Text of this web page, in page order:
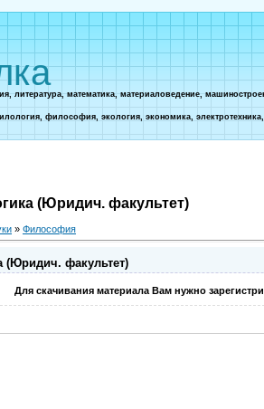
литература, математика, материаловедение,
философия, экология, экономика,
(Юридич. факультет)
» Философия
(Юридич. факультет)
Для скачивания материала Вам нужно